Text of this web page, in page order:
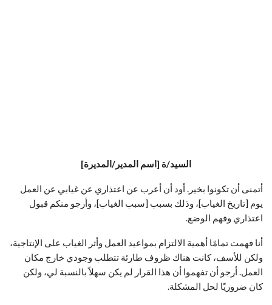
السيد/ة [اسم المدير/المديرة]
أتمنى أن تكونوا بخير. أود أن أعرب عن اعتذاري عن غيابي عن العمل
يوم [تاريخ الغياب]، وذلك بسبب [سبب الغياب]، وأرجو منكم قبول
اعتذاري وفهم الوضع.
أنا فهمت تمامًا أهمية الالتزام بمواعيد العمل وأثر الغياب على الإنتاجية،
ولكن للأسف، كانت هناك ظروف طارئة تتطلب وجودي خارج مكان
العمل. أرجو أن تفهموا أن هذا القرار لم يكن سهلاً بالنسبة لي، ولكن
كان ضروريًا لحل المشكلة.